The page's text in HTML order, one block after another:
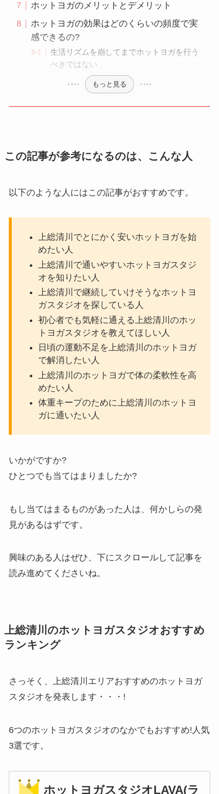
ホットヨガのメリットとデメリット
ホットヨガの効果はどのくらいの頻度で実
感できるの?
生活リズムを崩してまでホットヨガを行う
べきではない
もっと見る
この記事が参考になるのは、こんな人
以下のような人にはこの記事がおすすめです。
上総清川でとにかく安いホットヨガを始
めたい人
上総清川で通いやすいホットヨガスタジ
オを知りたい人
上総清川で継続していけそうなホットヨ
ガスタジオを探している人
初心者でも気軽に通える上総清川のホッ
トヨガスタジオを教えてほしい人
日頃の運動不足を上総清川のホットヨガ
で解消したい人
上総清川のホットヨガで体の柔軟性を高
めたい人
体重キープのために上総清川のホットヨ
ガに通いたい人
いかがですか?
ひとつでも当てはまりましたか?
もし当てはまるものがあった人は、何かしらの発
見があるはずです。
興味のある人はぜひ、下にスクロールして記事を
読み進めてくださいね。
上総清川のホットヨガスタジオおすすめ
ランキング
さっそく、上総清川エリアおすすめのホットヨガ
スタジオを発表します・・・!
6つのホットヨガスタジオのなかでもおすすめ!人気
3選です。
ホットヨガスタジオLAVA(ラ